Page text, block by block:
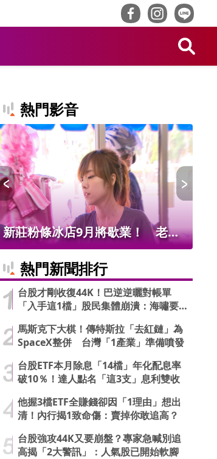
熱門影音
新莊粉條冰店9月將歇業！ 老饕
熱門新聞排行
台股才剛收復44K！巴逆逆曬對帳單
「入手這1檔」股民集體崩潰：海嘯要
馬斯克下大棋！傳特斯拉「去紅鏈」為
SpaceX整併 台灣「1產業」準備噴發
台股ETF本月除息「14檔」年化配息率
破10％！達人點名「這3支」息利雙收
他握3檔ETF全賺錢卻因「1理由」想出
清！內行揭1致命傷：賣掉你敢追高？
台股強攻44K又要崩盤？專家急喊別追
高揭「2大警訊」：人氣股已開始軟腳